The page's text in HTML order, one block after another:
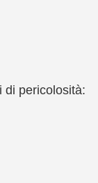
di pericolosità: